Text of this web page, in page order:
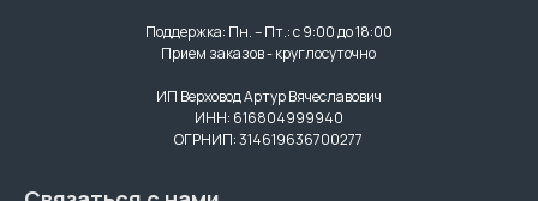
Поддержка: Пн. – Пт.: с 9:00 до 18:00
Прием заказов - круглосуточно
ИП Верховод Артур Вячеславович
ИНН: 616804999940
ОГРНИП: 314619636700277